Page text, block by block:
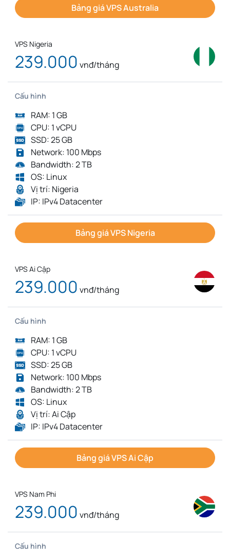
Bảng giá VPS Australia
VPS Nigeria
239.000 vnđ/tháng
Cấu hình
RAM: 1 GB
CPU: 1 vCPU
SSD: 25 GB
Network: 100 Mbps
Bandwidth: 2 TB
OS: Linux
Vị trí: Nigeria
IP: IPv4 Datacenter
Bảng giá VPS Nigeria
VPS Ai Cập
239.000 vnđ/tháng
Cấu hình
RAM: 1 GB
CPU: 1 vCPU
SSD: 25 GB
Network: 100 Mbps
Bandwidth: 2 TB
OS: Linux
Vị trí: Ai Cập
IP: IPv4 Datacenter
Bảng giá VPS Ai Cập
VPS Nam Phi
239.000 vnđ/tháng
Cấu hình